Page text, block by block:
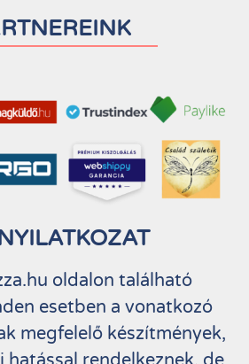
oldalon található
esetben a vonatkozó
megfelelő készítmények,